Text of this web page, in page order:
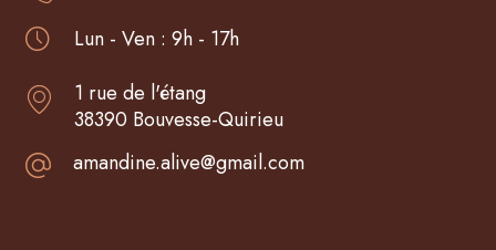
Lun - Ven : 9h - 17h
1 rue de l'étang
38390 Bouvesse-Quirieu
amandine.alive@gmail.com